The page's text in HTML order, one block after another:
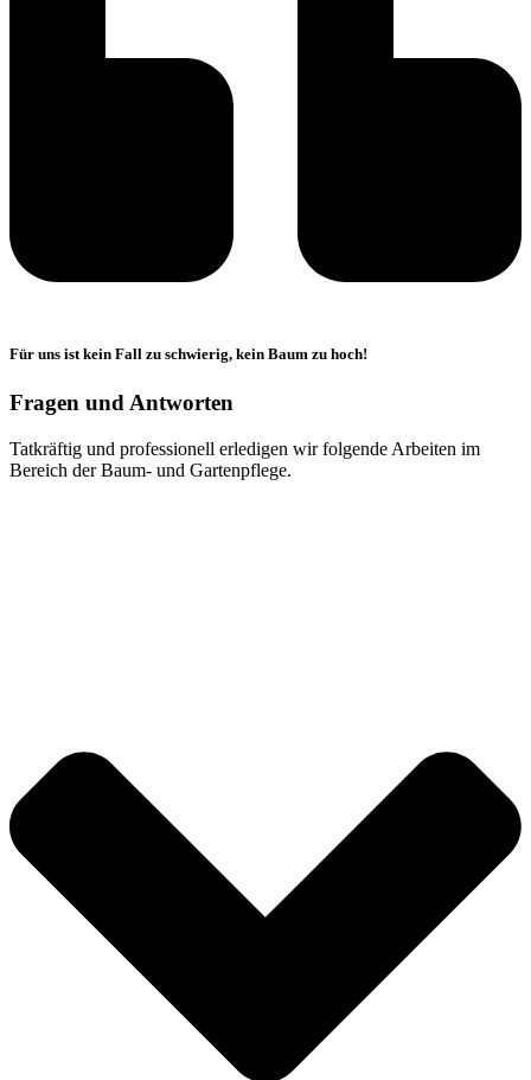
Für uns ist kein Fall zu schwierig, kein Baum zu hoch!
Fragen und Antworten
Tatkräftig und professionell erledigen wir folgende Arbeiten im
Bereich der Baum- und Gartenpflege.